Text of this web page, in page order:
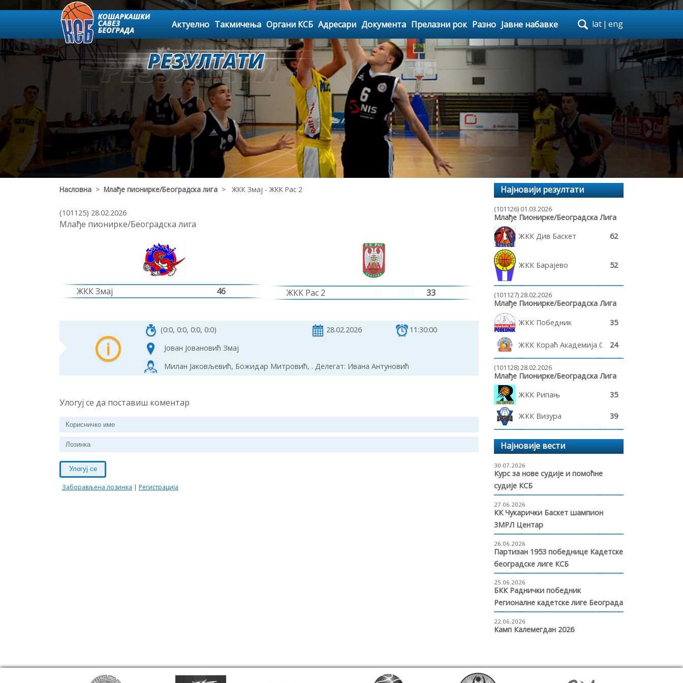
Актуелно Такмичења Органи КСБ Адресари Документа Прелазни рок Разно Јавне набавке lat | eng
Насловна > Млађе пионирке/Београдска лига > ЖКК Змај - ЖКК Рас 2
(101125) 28.02.2026
Млађе пионирке/Београдска лига
ЖКК Змај 46 ЖКК Рас 2 33
(0:0, 0:0, 0:0, 0:0) 28.02.2026
11:30:00
Јован Јовановић Змај
Милан Јаковљевић, Божидар Митровић, . Делегат: Ивана Антуновић
Улогуј се да поставиш коментар
Улогуј се
Заборављена лозинка | Регистрација
Најновији резултати
(101126) 01.03.2026
Млађе Пионирке/Београдска Лига
ЖКК Див Баскет
62
ЖКК Барајево 52
(101127) 28.02.2026
Млађе Пионирке/Београдска Лига
ЖКК Победник 35
ЖКК Кораћ Академија 01124
(101128) 28.02.2026
Млађе Пионирке/Београдска Лига
ЖКК Рипањ
35
ЖКК Визура 39
Најновије вести
30.07.2026
Курс за нове судије и помоћне
судије КСБ
27.06.2026
КК Чукарички Баскет шампион
3МРЛ Центар
26.06.2026
Партизан 1953 победнице Кадетске
београдске лиге КСБ
25.06.2026
БКК Раднички победник
Регионалне кадетске лиге Београда
22.06.2026
Камп Калемегдан 2026